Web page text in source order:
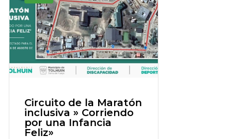
Circuito de la Maratón
inclusiva » Corriendo
por una Infancia
Feliz»